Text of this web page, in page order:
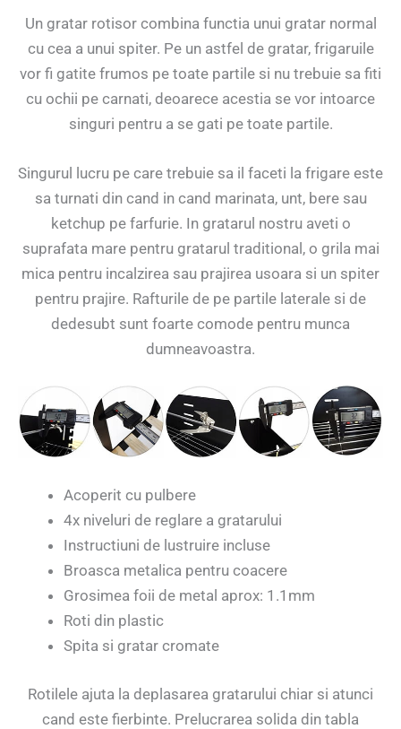
Un gratar rotisor combina functia unui gratar normal
cu cea a unui spiter. Pe un astfel de gratar, frigaruile
vor fi gatite frumos pe toate partile si nu trebuie sa fiti
cu ochii pe carnati, deoarece acestia se vor intoarce
singuri pentru a se gati pe toate partile.
Singurul lucru pe care trebuie sa il faceti la frigare este
sa turnati din cand in cand marinata, unt, bere sau
ketchup pe farfurie. In gratarul nostru aveti o
suprafata mare pentru gratarul traditional, o grila mai
mica pentru incalzirea sau prajirea usoara si un spiter
pentru prajire. Rafturile de pe partile laterale si de
dedesubt sunt foarte comode pentru munca
dumneavoastra.
Acoperit cu pulbere
4x niveluri de reglare a gratarului
Instructiuni de lustruire incluse
Broasca metalica pentru coacere
Grosimea foii de metal aprox: 1.1mm
Roti din plastic
Spita si gratar cromate
Rotilele ajuta la deplasarea gratarului chiar si atunci
cand este fierbinte. Prelucrarea solida din tabla